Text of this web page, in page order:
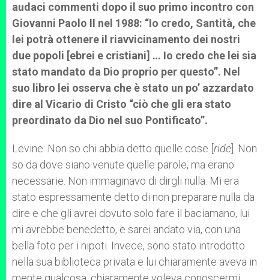
audaci commenti dopo il suo primo incontro con
Giovanni Paolo II nel 1988: “Io credo, Santità, che
lei potrà ottenere il riavvicinamento dei nostri
due popoli [ebrei e cristiani] … Io credo che lei sia
stato mandato da Dio proprio per questo”. Nel
suo libro lei osserva che è stato un po’ azzardato
dire al Vicario di Cristo “ciò che gli era stato
preordinato da Dio nel suo Pontificato”.
Levine: Non so chi abbia detto quelle cose [ ride ]. Non
so da dove siano venute quelle parole, ma erano
necessarie. Non immaginavo di dirgli nulla. Mi era
stato espressamente detto di non preparare nulla da
dire e che gli avrei dovuto solo fare il baciamano, lui
mi avrebbe benedetto, e sarei andato via, con una
bella foto per i nipoti. Invece, sono stato introdotto
nella sua biblioteca privata e lui chiaramente aveva in